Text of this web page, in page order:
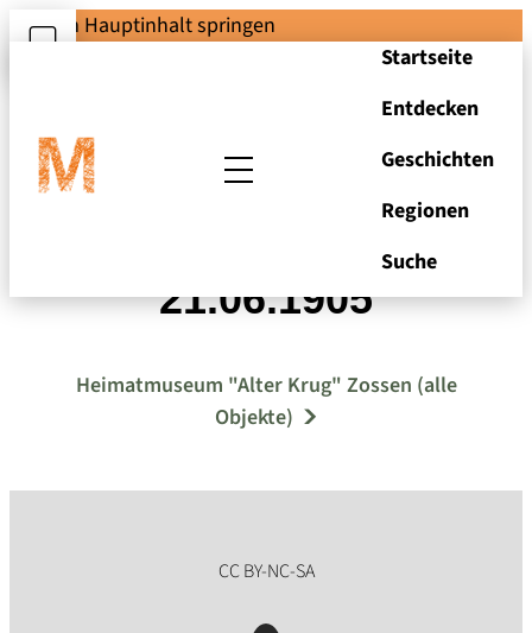
Zum Hauptinhalt springen
Startseite
Entdecken
Geschichten
Regionen
Suche
F. Dobert an Fontane,
21.06.1905
Heimatmuseum "Alter Krug" Zossen (alle
Objekte)